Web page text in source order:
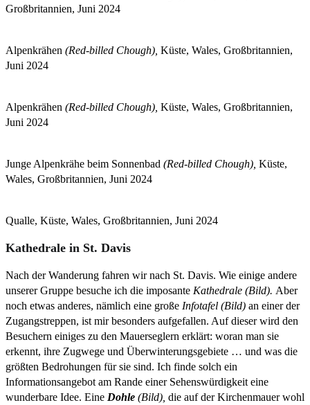
Großbritannien, Juni 2024
Alpenkrähen (Red-billed Chough), Küste, Wales, Großbritannien,
Juni 2024
Alpenkrähen (Red-billed Chough), Küste, Wales, Großbritannien,
Juni 2024
Junge Alpenkrähe beim Sonnenbad (Red-billed Chough), Küste,
Wales, Großbritannien, Juni 2024
Qualle, Küste, Wales, Großbritannien, Juni 2024
Kathedrale in St. Davis
Nach der Wanderung fahren wir nach St. Davis. Wie einige andere
unserer Gruppe besuche ich die imposante Kathedrale (Bild). Aber
noch etwas anderes, nämlich eine große Infotafel (Bild) an einer der
Zugangstreppen, ist mir besonders aufgefallen. Auf dieser wird den
Besuchern einiges zu den Mauerseglern erklärt: woran man sie
erkennt, ihre Zugwege und Überwinterungsgebiete … und was die
größten Bedrohungen für sie sind. Ich finde solch ein
Informationsangebot am Rande einer Sehenswürdigkeit eine
wunderbare Idee. Eine Dohle (Bild), die auf der Kirchenmauer wohl